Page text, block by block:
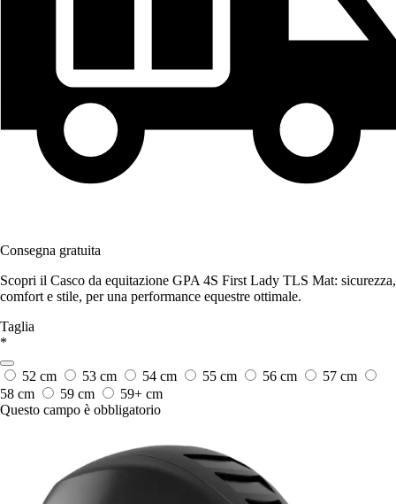
Consegna gratuita
Scopri il Casco da equitazione GPA 4S First Lady TLS Mat: sicurezza,
comfort e stile, per una performance equestre ottimale.
Taglia
*
52 cm 53 cm 54 cm 55 cm 56 cm
57 cm
58 cm
59 cm
59+ cm
Questo campo è obbligatorio